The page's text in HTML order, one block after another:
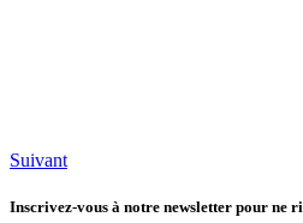
Suivant
Inscrivez-vous à notre newsletter pour ne